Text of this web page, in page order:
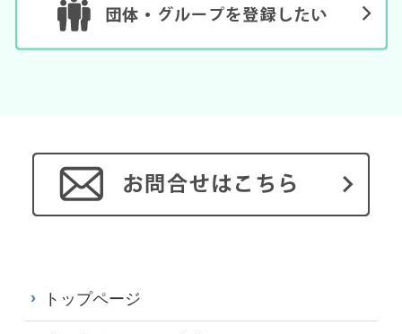
トップページ